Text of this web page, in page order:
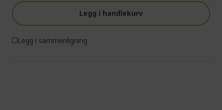
Legg i handlekurv
Legg i sammenligning